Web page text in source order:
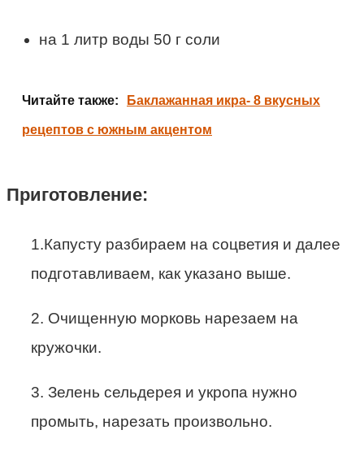
на 1 литр воды 50 г соли
Читайте также: Баклажанная икра- 8 вкусных
рецептов с южным акцентом
Приготовление:
1.Капусту разбираем на соцветия и далее
подготавливаем, как указано выше.
2. Очищенную морковь нарезаем на
кружочки.
3. Зелень сельдерея и укропа нужно
промыть, нарезать произвольно.